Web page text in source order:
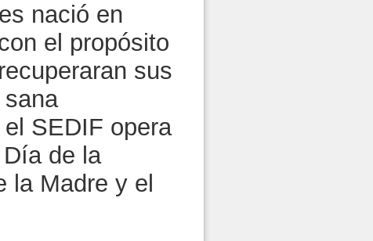
nació en
el propósito
sus
SEDIF opera
de la
la Madre y el